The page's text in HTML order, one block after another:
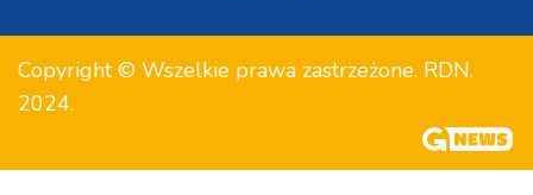
Copyright © Wszelkie prawa zastrzeżone. RDN.
2024.